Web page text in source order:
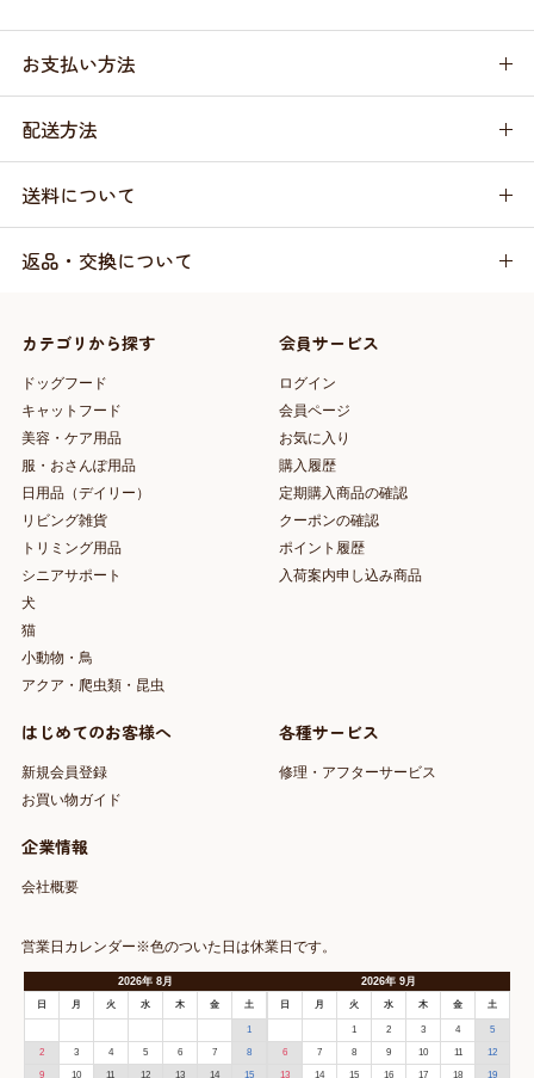
お支払い方法
配送方法
送料について
返品・交換について
カテゴリから探す
ドッグフード
キャットフード
美容・ケア用品
服・おさんぽ用品
日用品（デイリー）
リビング雑貨
トリミング用品
シニアサポート
犬
猫
小動物・鳥
アクア・爬虫類・昆虫
会員サービス
ログイン
会員ページ
お気に入り
購入履歴
定期購入商品の確認
クーポンの確認
ポイント履歴
入荷案内申し込み商品
はじめてのお客様へ
新規会員登録
お買い物ガイド
各種サービス
修理・アフターサービス
企業情報
会社概要
営業日カレンダー※色のついた日は休業日です。
2026年 8月
日 月 火 水 木 金 土
1
2 3 4 5 6 7 8
9 10 11 12 13 14 15
2026年9月
日 月 火 水 木 金 土
1 2 3 4 5
6 7 8 9 10 11 12
13 14 15 16 17 18 19